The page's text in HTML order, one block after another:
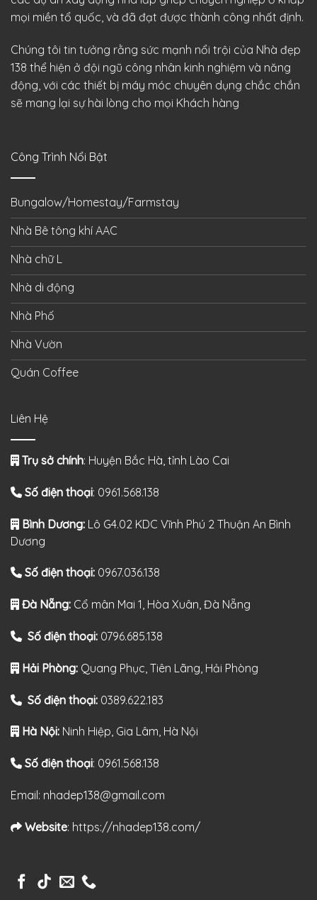
mọi miền tổ quốc, và đã đạt được thành công nhất định.
Chúng tôi tin tưởng rằng sức mạnh nổi trội của Nhà đẹp
138 thể hiện ở đội ngũ công nhân kinh nghiệm và năng
động, với các thiết bị máy móc chuyên dụng chắc chắn
sẽ mang lại sự hài lòng cho mọi Khách hàng
Công Trình Nổi Bật
Bungalow/Homestay/Farmstay
Nhà Bê tông khí AAC
Nhà chữ L
Nhà di động
Nhà Phố
Nhà Vườn
Quán Coffee
Liên Hệ
Trụ sở chính: Huyện Bắc Hà, tỉnh Lào Cai
Số điện thoại: 0961.568.138
Bình Dương: Lô G4.02 KDC Vĩnh Phú 2 Thuận An Bình
Dương
Số điện thoại: 0967.036.138
Đà Nẵng: Cổ mân Mai 1, Hòa Xuân, Đà Nẵng
Số điện thoại: 0796.685.138
Hải Phòng: Quang Phục, Tiên Lãng, Hải Phòng
Số điện thoại: 0389.622.183
Hà Nội: Ninh Hiệp, Gia Lâm, Hà Nội
Số điện thoại: 0961.568.138
Email: nhadep138@gmail.com
Website: https://nhadep138.com/